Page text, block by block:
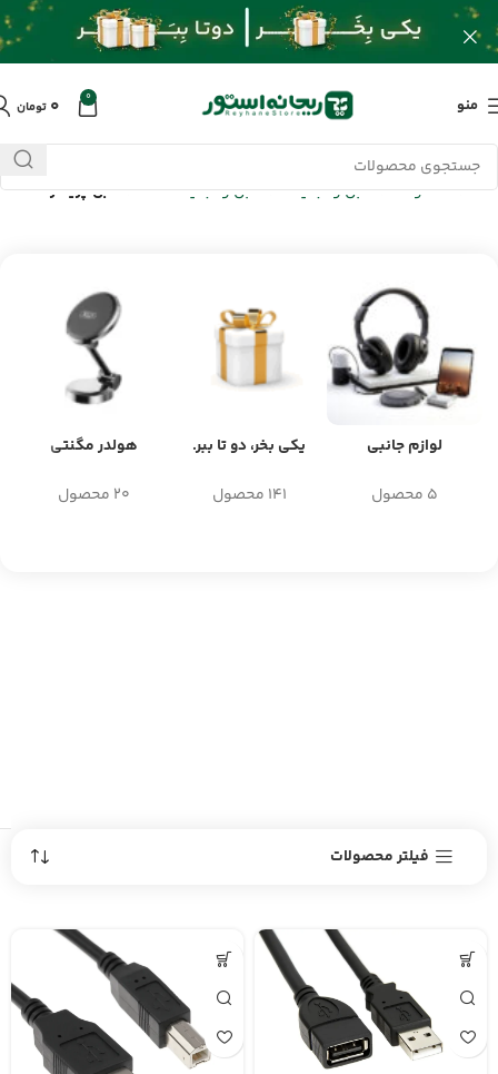
منو 0 ۰ تومان
خانه/محصولات/کابل و تبدیلات/کابل و تبدیلات USB /کابل پرینتر
لوازم جانبی
5 محصول
یکی بخر، دو تا ببر.
141 محصول
هولدر مگنتی
20 محصول
فیلتر محصولات